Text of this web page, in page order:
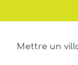
Mettre un